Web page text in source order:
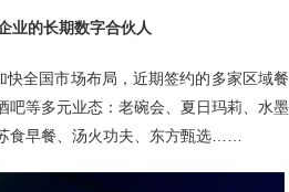
业的长期数字合伙人
快全国市场布局，近期签约的多家区域餐
吧等多元业态：老碗会、夏日玛莉、水墨
食早餐、汤火功夫、东方甄选……